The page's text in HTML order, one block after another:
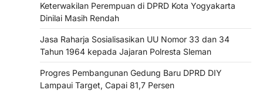
Keterwakilan Perempuan di DPRD Kota Yogyakarta
Dinilai Masih Rendah
Jasa Raharja Sosialisasikan UU Nomor 33 dan 34
Tahun 1964 kepada Jajaran Polresta Sleman
Progres Pembangunan Gedung Baru DPRD DIY
Lampaui Target, Capai 81,7 Persen